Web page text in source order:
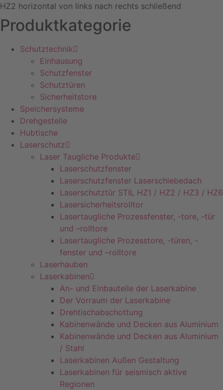
HZ2 horizontal von links nach rechts schließend
Produktkategorie
Schutztechnik
Einhausung
Schutzfenster
Schutztüren
Sicherheitstore
Speichersysteme
Drehgestelle
Hubtische
Laserschutz
Laser Taugliche Produkte
Laserschutzfenster
Laserschutzfenster Laserschiebedach
Laserschutztür STIL HZ1 / HZ2 / HZ3 / HZ6
Lasersicherheitsrolltor
Lasertaugliche Prozessfenster, -tore, -tür
und –rolltore
Lasertaugliche Prozesstore, -türen, -
fenster und –rolltore
Laserhauben
Laserkabinen
An- und Einbauteile der Laserkabine
Der Vorraum der Laserkabine
Drehtischabschottung
Kabinenwände und Decken aus Aluminium
Kabinenwände und Decken aus Aluminium
/ Stahl
Laserkabinen Außen Gestaltung
Laserkabinen für seismisch aktive
Regionen